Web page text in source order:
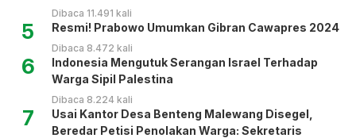
Dibaca 11.491 kali
5 Resmi! Prabowo Umumkan Gibran Cawapres 2024
Dibaca 8.472 kali
6
Indonesia Mengutuk Serangan Israel Terhadap
Warga Sipil Palestina
Dibaca 8.224 kali
7
Usai Kantor Desa Benteng Malewang Disegel,
Beredar Petisi Penolakan Warga: Sekretaris